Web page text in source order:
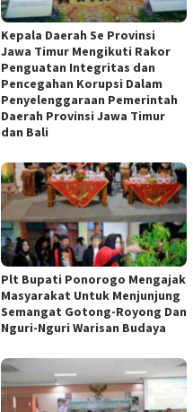
Kepala Daerah Se Provinsi
Jawa Timur Mengikuti Rakor
Penguatan Integritas dan
Pencegahan Korupsi Dalam
Penyelenggaraan Pemerintah
Daerah Provinsi Jawa Timur
dan Bali
Plt Bupati Ponorogo Mengajak
Masyarakat Untuk Menjunjung
Semangat Gotong-Royong Dan
Nguri-Nguri Warisan Budaya